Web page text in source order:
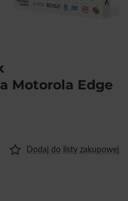
Motorola Edge
Dodaj do listy zakupowej